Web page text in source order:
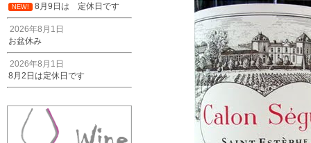
NEW! 8月9日は 定休日です
2026年8月1日
お盆休み
2026年8月1日
8月2日は定休日です